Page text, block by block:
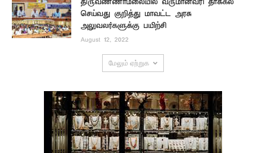
திருவண்ணாமலையில் வருமானவரி தாக்கல்
செய்வது குறித்து மாவட்ட அரசு
அலுவலர்களுக்கு பயிற்சி
August 12, 2022
மேலும் ஏற்றுக